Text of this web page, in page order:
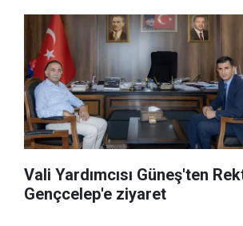
Vali Yardımcısı Güneş'ten
Gençcelep'e ziyaret